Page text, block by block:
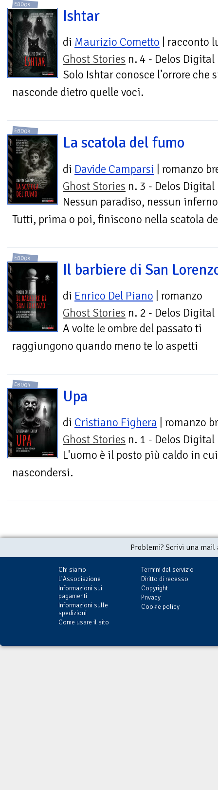
EBOOK
Ishtar
di Maurizio Cometto | racconto
Ghost Stories n. 4 - Delos Digital
Solo Ishtar conosce l’orrore che
nasconde dietro quelle voci.
EBOOK
La scatola del fumo
di Davide Camparsi | romanzo
Ghost Stories n. 3 - Delos Digital
Nessun paradiso, nessun
Tutti, prima o poi, finiscono nella scatola
EBOOK
Il barbiere di San
di Enrico Del Piano | romanzo
Ghost Stories n. 2 - Delos Digital
A volte le ombre del passato ti
raggiungono quando meno te lo aspetti
EBOOK
Upa
di Cristiano Fighera | romanzo
Ghost Stories n. 1 - Delos Digital
L'uomo è il posto più caldo in cui
nascondersi.
Problemi? Scrivi una
Chi siamo
L'Associazione
Informazioni sui
pagamenti
Informazioni sulle
spedizioni
Come usare il sito
Termini del servizio
Diritto di recesso
Copyright
Privacy
Cookie policy